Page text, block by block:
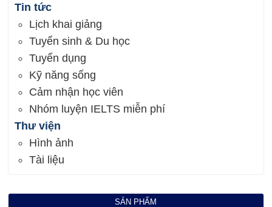
Tin tức
Lịch khai giảng
Tuyển sinh & Du học
Tuyển dụng
Kỹ năng sống
Cảm nhận học viên
Nhóm luyện IELTS miễn phí
Thư viện
Hình ảnh
Tài liệu
SẢN PHẨM